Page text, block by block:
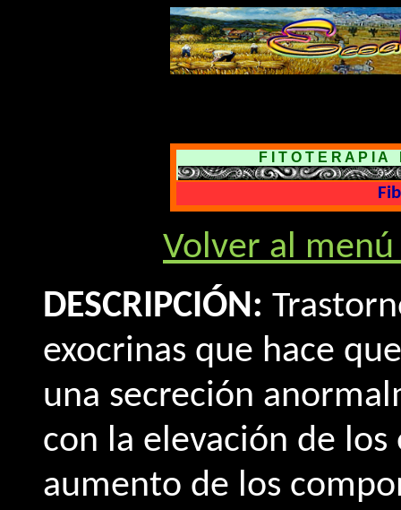
F I T O T E R A P I
Volver al
DESCRIPCIÓN:
exocrinas que hace
una secreción
con la elevación de
aumento de los